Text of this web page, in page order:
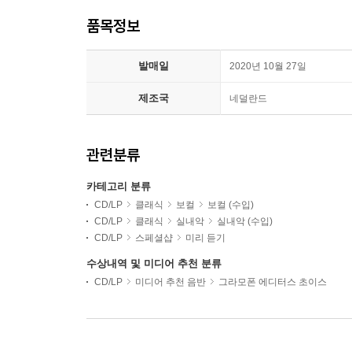
품목정보
발매일 2020년 10월 27일
제조국 네덜란드
관련분류
카테고리 분류
CD/LP 클래식 보컬
보컬 (수입)
CD/LP
클래식 실내악
실내악 (수입)
CD/LP
스페셜샵 미리 듣기
수상내역 및 미디어 추천 분류
CD/LP 미디어 추천 음반 그라모폰 에디터스 초이스